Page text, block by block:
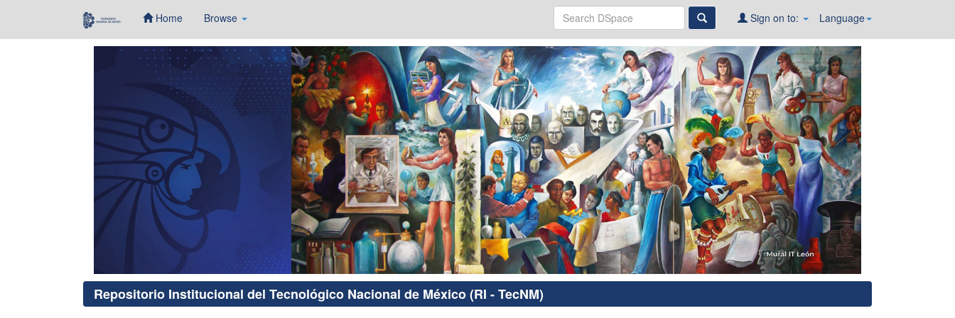
Home Browse Language
Sign on to:
Repositorio Institucional del Tecnológico Nacional de México (RI - TecNM)